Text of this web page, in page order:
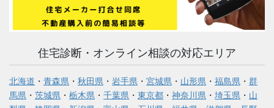
住宅診断・オンライン相談の対応エリア
北海道 ・ 青森県 ・ 秋田県 ・ 岩手県 ・ 宮城県 ・ 山形県 ・ 福島県 ・ 群
馬県 ・ 茨城県 ・ 栃木県 ・ 千葉県 ・ 東京都 ・ 神奈川県 ・ 埼玉県 ・ 山